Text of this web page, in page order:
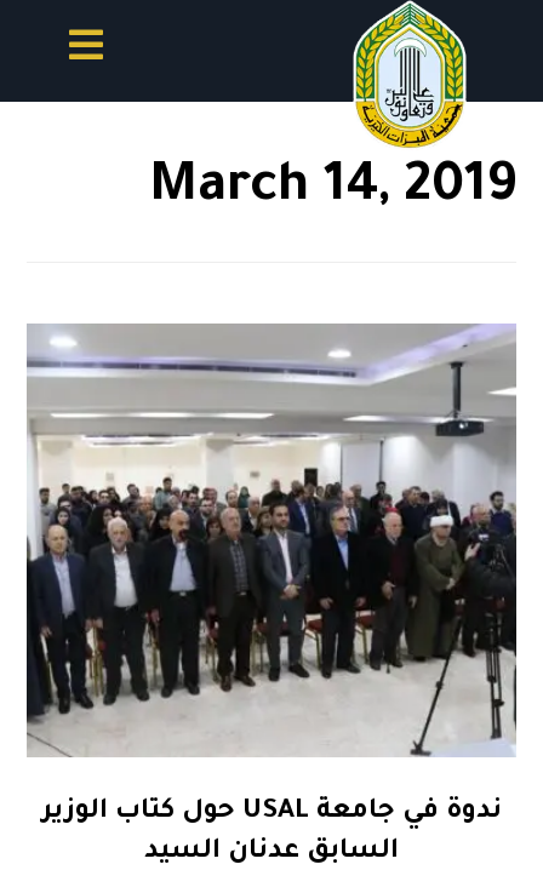
March 14, 2019
ندوة في جامعة USAL حول كتاب الوزير
السابق عدنان السيد